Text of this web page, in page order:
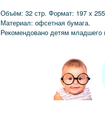
Объём: 32 стр. Формат: 197 х
Материал: офсетная бумага.
Рекомендовано детям младшего